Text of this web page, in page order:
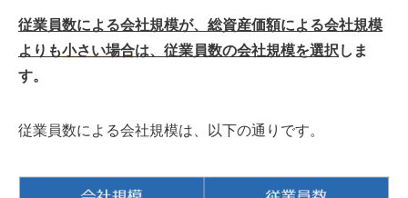
従業員数による会社規模が、総資産価額による会社規模
よりも小さい場合は、従業員数の会社規模を選択 しま
す。
従業員数による会社規模は、以下の通りです。